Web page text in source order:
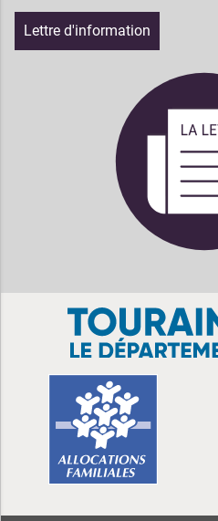
Lettre d'information